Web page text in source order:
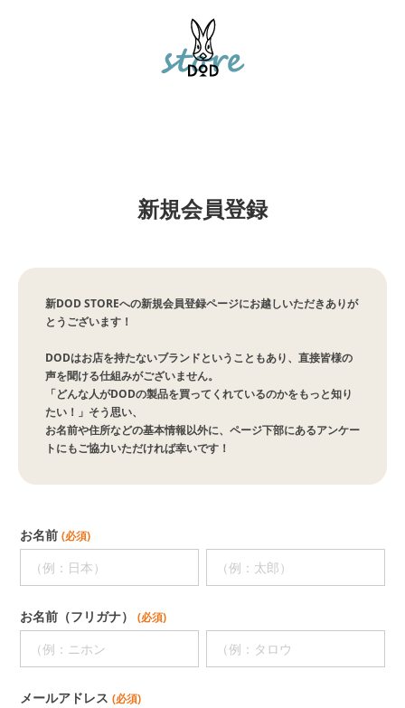
新規会員登録
新DOD STOREへの新規会員登録ページにお越しいただきありが
とうございます！
DODはお店を持たないブランドということもあり、直接皆様の
声を聞ける仕組みがございません。
「どんな人がDODの製品を買ってくれているのかをもっと知り
たい！」そう思い、
お名前や住所などの基本情報以外に、ページ下部にあるアンケー
トにもご協力いただければ幸いです！
お名前 (必須)
お名前（フリガナ） (必須)
メールアドレス (必須)